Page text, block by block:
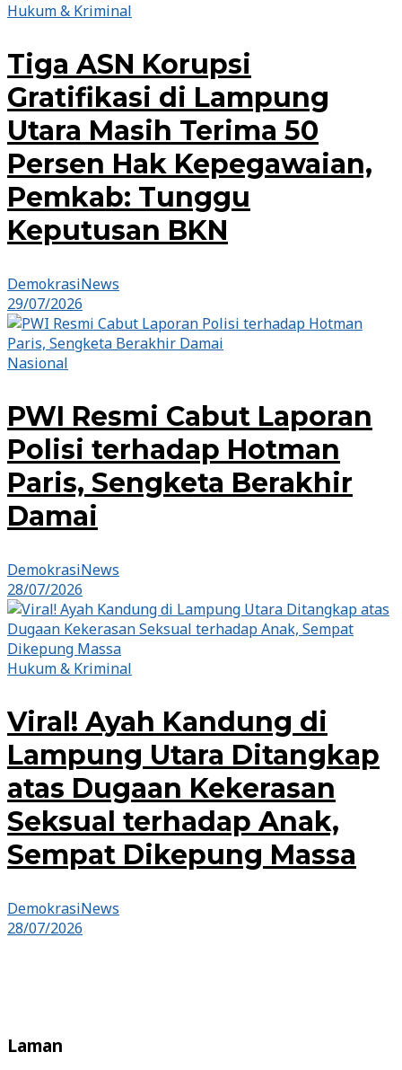
Hukum & Kriminal
Tiga ASN Korupsi
Gratifikasi di Lampung
Utara Masih Terima 50
Persen Hak Kepegawaian,
Pemkab: Tunggu
Keputusan BKN
DemokrasiNews
29/07/2026
Nasional
PWI Resmi Cabut Laporan
Polisi terhadap Hotman
Paris, Sengketa Berakhir
Damai
DemokrasiNews
28/07/2026
Hukum & Kriminal
Viral! Ayah Kandung di
Lampung Utara Ditangkap
atas Dugaan Kekerasan
Seksual terhadap Anak,
Sempat Dikepung Massa
DemokrasiNews
28/07/2026
Laman